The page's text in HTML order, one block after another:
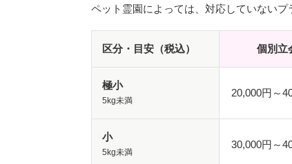
ペット霊園によっては、対応していない
区分・目安（税込） 個別立
極小
5kg未満
20,000円～
小
5kg未満
30,000円～